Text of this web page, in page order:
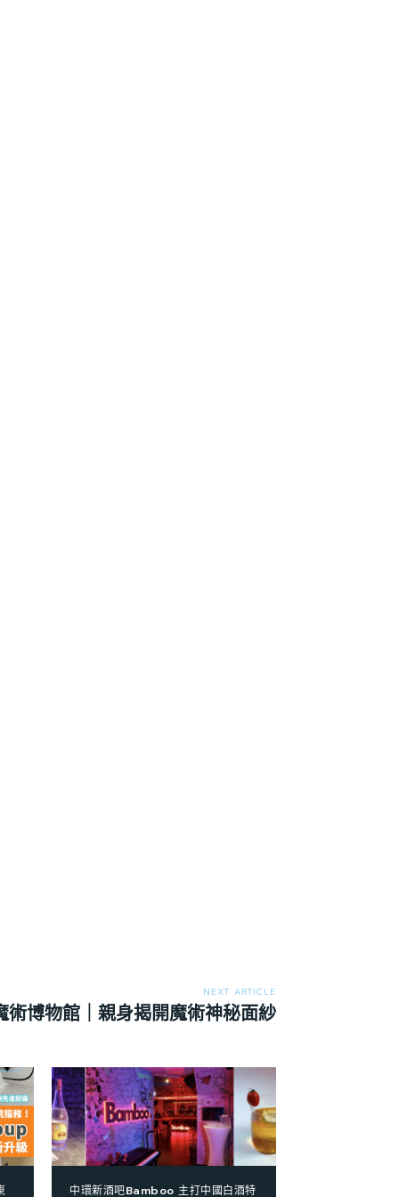
NEXT ARTICLE
術博物館｜親身揭開魔術神秘面紗
中環新酒吧Bamboo 主打中國白酒特